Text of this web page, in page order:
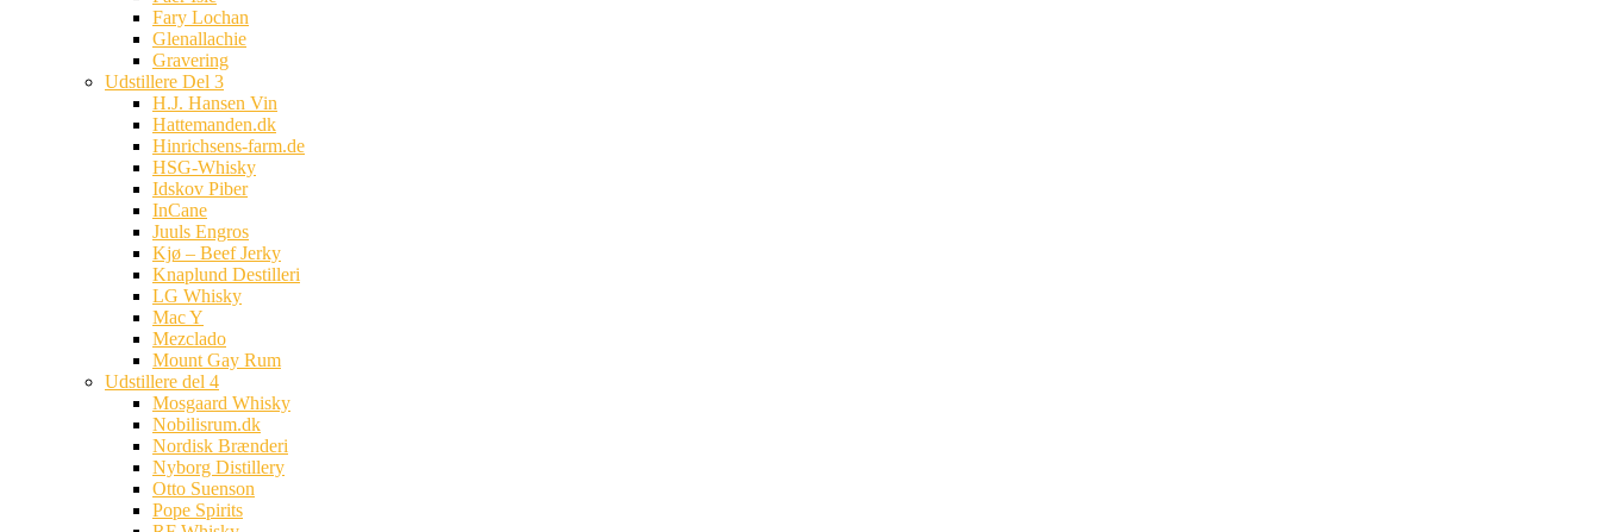
Fary Lochan
Glenallachie
Gravering
Udstillere Del 3
H.J. Hansen Vin
Hattemanden.dk
Hinrichsens-farm.de
HSG-Whisky
Idskov Piber
InCane
Juuls Engros
Kjø – Beef Jerky
Knaplund Destilleri
LG Whisky
Mac Y
Mezclado
Mount Gay Rum
Udstillere del 4
Mosgaard Whisky
Nobilisrum.dk
Nordisk Brænderi
Nyborg Distillery
Otto Suenson
Pope Spirits